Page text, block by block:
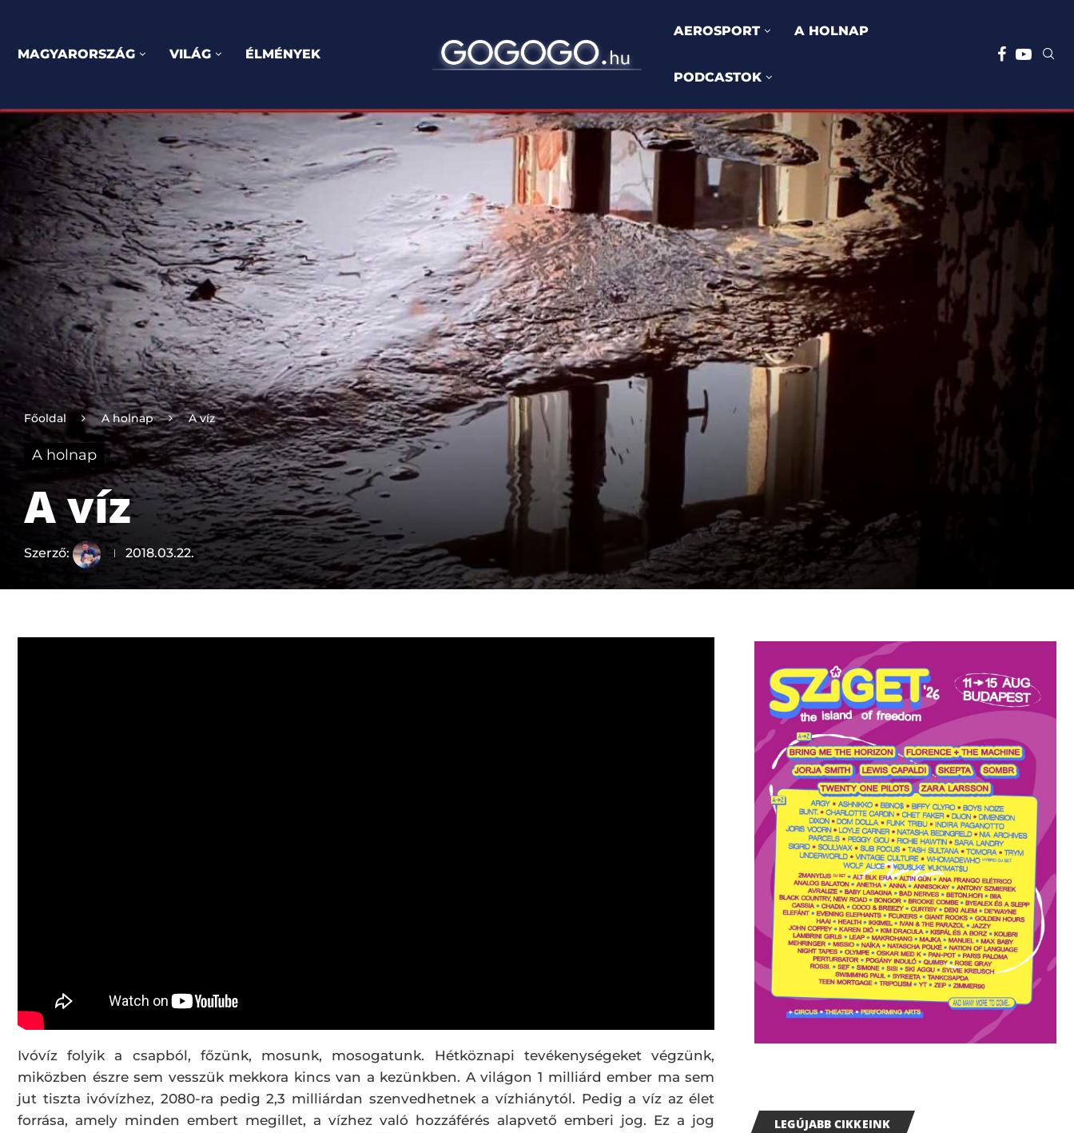
MAGYARORSZÁG VILÁG ÉLMÉNYEK
AEROSPORT A HOLNAP
PODCASTOK
Főoldal A holnap A víz
A holnap
A víz
Szerző: 2018.03.22.
Ivóvíz folyik a csapból, főzünk, mosunk, mosogatunk. Hétköznapi tevékenységeket végzünk,
miközben észre sem vesszük mekkora kincs van a kezünkben. A világon 1 milliárd ember ma sem
jut tiszta ivóvízhez, 2080-ra pedig 2,3 milliárdan szenvedhetnek a vízhiánytól. Pedig a víz az élet
forrása, amely minden embert megillet, a vízhez való hozzáférés alapvető emberi jog. Ez a jog
LEGÚJABB CIKKEINK